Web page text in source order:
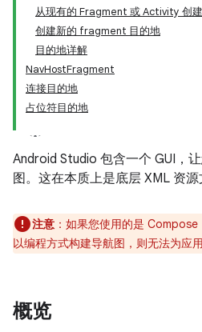
从现有的 Fragment 或 Activity 创
创建新的 fragment 目的地
目的地详解
NavHostFragment
连接目的地
占位符目的地
Android Studio 包含一个 GUI，
图。这在本质上是底层 XML 资源
注意 ：如果您使用的是
以编程方式构建导航图，则无法为应
概览